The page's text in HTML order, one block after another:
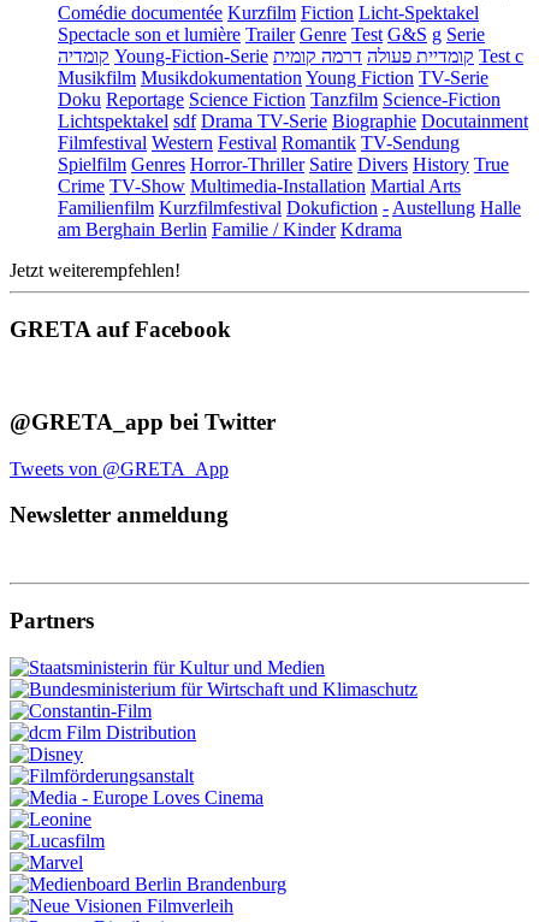
Comédie documentée Kurzfilm Fiction Licht-Spektakel
Spectacle son et lumière Trailer Genre Test G&S g Serie
קומדיה Young-Fiction-Serie קומדיית פעולה דרמה קומית
Test c
Musikfilm Musikdokumentation Young Fiction TV-Serie
Doku Reportage Science Fiction Tanzfilm Science-Fiction
Lichtspektakel sdf Drama TV-Serie Biographie Docutainment
Filmfestival Western Festival Romantik TV-Sendung
Spielfilm Genres Horror-Thriller Satire Divers History True
Crime TV-Show Multimedia-Installation Martial Arts
Familienfilm Kurzfilmfestival Dokufiction - Austellung Halle
am Berghain Berlin Familie / Kinder Kdrama
Jetzt weiterempfehlen!
GRETA auf Facebook
@GRETA_app bei Twitter
Tweets von @GRETA_App
Newsletter anmeldung
Partners